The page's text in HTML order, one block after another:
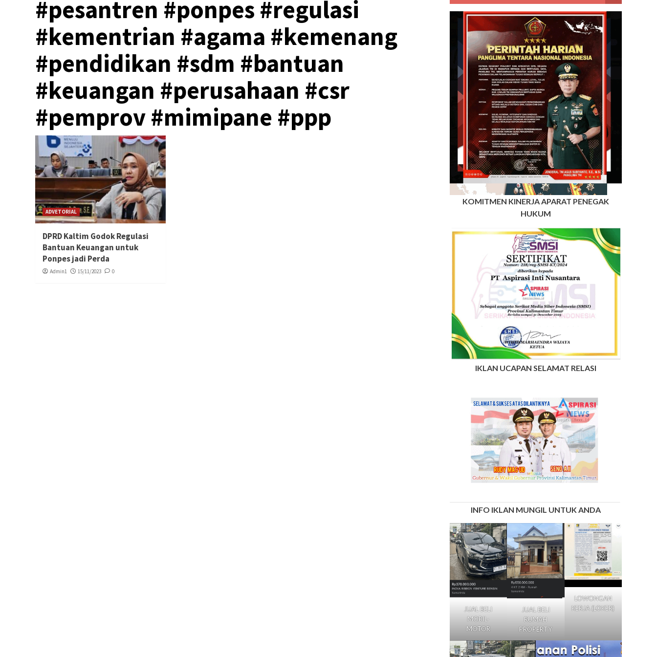
#pesantren #ponpes #regulasi
#kementrian #agama #kemenang
#pendidikan #sdm #bantuan
#keuangan #perusahaan #csr
#pemprov #mimipane #ppp
ADVETORIAL
DPRD Kaltim Godok Regulasi
Bantuan Keuangan untuk
Ponpes jadi Perda
Admin1 15/11/2023 0
KOMITMEN KINERJA APARAT PENEGAK
HUKUM
IKLAN UCAPAN SELAMAT RELASI
INFO IKLAN MUNGIL UNTUK ANDA
JUAL BELI
MOBIL-
MOTOR
JUAL BELI
RUMAH
PROPERTY
LOWONGAN
KERJA (LOKER)